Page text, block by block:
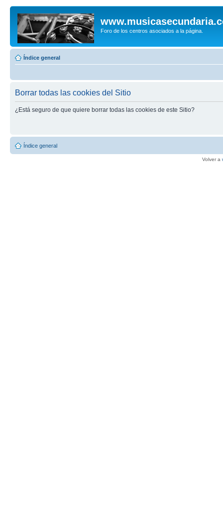
Foro de los centros asociados a la página.
Índice general
Borrar todas las cookies del Sitio
¿Está seguro de que quiere borrar todas las cookies de este Sitio?
Índice general
Volver a